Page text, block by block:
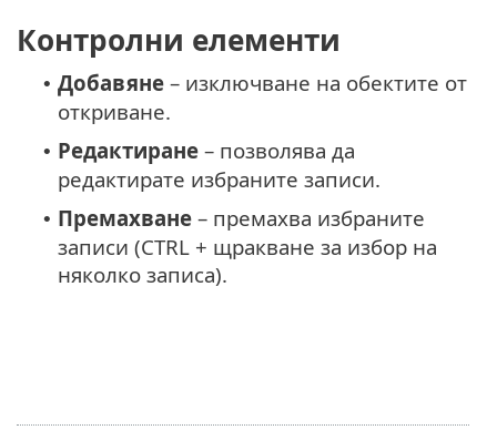
Контролни елементи
• Добавяне – изключване на обектите от
откриване.
• Редактиране – позволява да
редактирате избраните записи.
• Премахване – премахва избраните
записи (CTRL + щракване за избор на
няколко записа).